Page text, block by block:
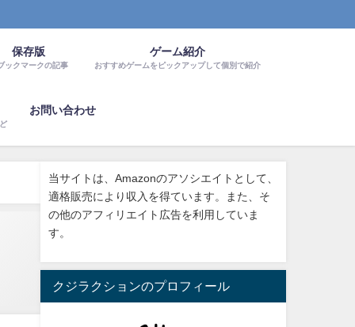
保存版
ックマークの記事
ゲーム紹介
おすすめゲームをピックアップして個別で紹介
お問い合わせ
当サイトは、Amazonのアソシエイトとして、
適格販売により収入を得ています。また、そ
の他のアフィリエイト広告を利用していま
す。
クジラクションのプロフィール